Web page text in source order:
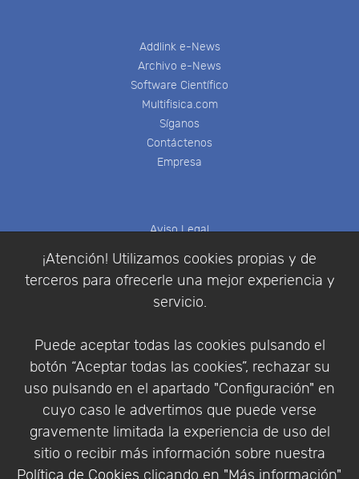
¡Atención! Utilizamos cookies propias y de
terceros para ofrecerle una mejor experiencia y
servicio.
Puede aceptar todas las cookies pulsando el
botón “Aceptar todas las cookies”, rechazar su
uso pulsando en el apartado "Configuración" en
cuyo caso le advertimos que puede verse
gravemente limitada la experiencia de uso del
sitio o recibir más información sobre nuestra
Política de Cookies clicando en "Más información".
Addlink e-News
Archivo e-News
Software Científico
Multifisica.com
Síganos
Contáctenos
Empresa
Aviso Legal
Política de Privacidad
Condiciones de compra
Identificarse
Empresa|Aviso Legal| Política de Privacidad |
Política de Cookies
© Copyright 1994 - 2026. Addlink Software